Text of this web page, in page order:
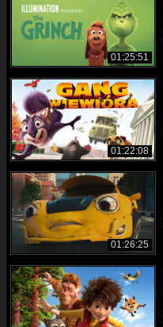
01:25:51
01:22:08
01:26:25